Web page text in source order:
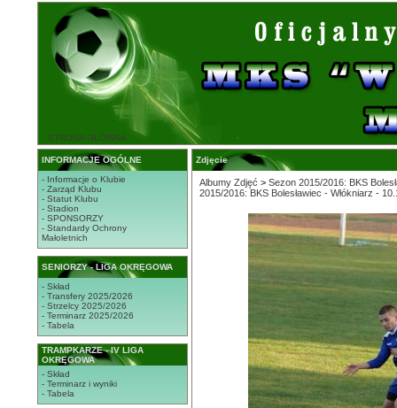
STRONA GŁÓWNA
INFORMACJE OGÓLNE
- Informacje o Klubie
- Zarząd Klubu
- Statut Klubu
- Stadion
- SPONSORZY
- Standardy Ochrony
Małoletnich
SENIORZY - LIGA OKRĘGOWA
- Skład
- Transfery 2025/2026
- Strzelcy 2025/2026
- Terminarz 2025/2026
- Tabela
TRAMPKARZE - IV LIGA
OKRĘGOWA
- Skład
- Terminarz i wyniki
- Tabela
Zdjęcie
Albumy Zdjęć > Sezon 2015/2016: BKS
2015/2016: BKS Bolesławiec - Włókniarz -